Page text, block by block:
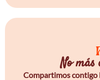
No
Compartimos contigo